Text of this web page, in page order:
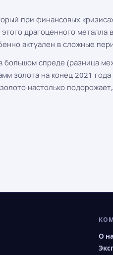
при финансовых
драгоценного металла
актуален в сложные
большом спреде (разница
золота на конец 2021
настолько
О